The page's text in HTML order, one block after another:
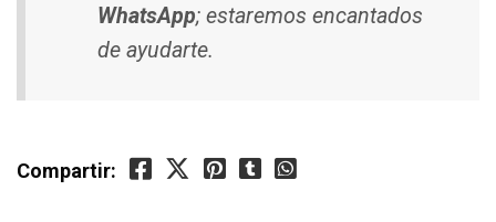
WhatsApp; estaremos encantados
de ayudarte.
Compartir: